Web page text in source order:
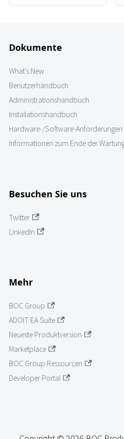
Dokumente
What's New
Benutzerhandbuch
Administrationshandbuch
Installationshandbuch
Hardware-/Software-Anforderungen
Informationen zum Ende der
Besuchen Sie uns
Twitter
LinkedIn
Mehr
BOC Group
ADOIT EA Suite
Neueste Produktversion
Marketplace
BOC Group Ressourcen
Developer Portal